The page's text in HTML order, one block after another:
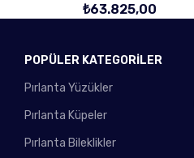
₺63.825,00
POPÜLER KATEGORİLER
Pırlanta Yüzükler
Pırlanta Küpeler
Pırlanta Bileklikler